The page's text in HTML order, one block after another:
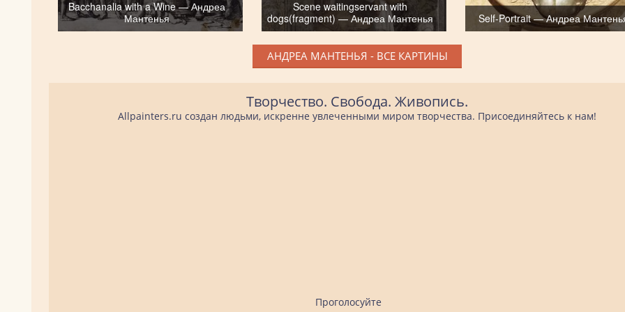
Bacchanalia with a Wine — Андреа
Мантенья
Scene waitingservant with
dogs(fragment) — Андреа Мантенья
Self-Portrait — Андреа
АНДРЕА МАНТЕНЬЯ - ВСЕ КАРТИНЫ
Творчество. Свобода. Живопись.
Allpainters.ru создан людьми, искренне увлеченными миром творчества. Присоединяйтесь к нам!
Проголосуйте